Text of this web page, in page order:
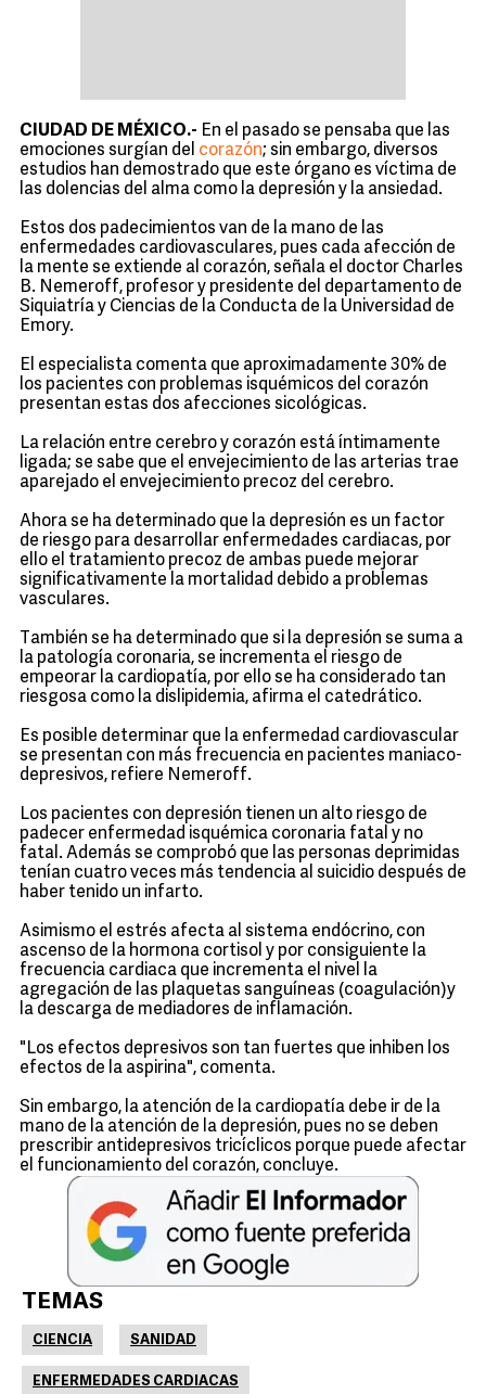
CIUDAD DE MÉXICO.- En el pasado se pensaba que las
emociones surgían del corazón; sin embargo, diversos
estudios han demostrado que este órgano es víctima de
las dolencias del alma como la depresión y la ansiedad.
Estos dos padecimientos van de la mano de las
enfermedades cardiovasculares, pues cada afección de
la mente se extiende al corazón, señala el doctor Charles
B. Nemeroff, profesor y presidente del departamento de
Siquiatría y Ciencias de la Conducta de la Universidad de
Emory.
El especialista comenta que aproximadamente 30% de
los pacientes con problemas isquémicos del corazón
presentan estas dos afecciones sicológicas.
La relación entre cerebro y corazón está íntimamente
ligada; se sabe que el envejecimiento de las arterias trae
aparejado el envejecimiento precoz del cerebro.
Ahora se ha determinado que la depresión es un factor
de riesgo para desarrollar enfermedades cardiacas, por
ello el tratamiento precoz de ambas puede mejorar
significativamente la mortalidad debido a problemas
vasculares.
También se ha determinado que si la depresión se suma a
la patología coronaria, se incrementa el riesgo de
empeorar la cardiopatía, por ello se ha considerado tan
riesgosa como la dislipidemia, afirma el catedrático.
Es posible determinar que la enfermedad cardiovascular
se presentan con más frecuencia en pacientes maniaco-
depresivos, refiere Nemeroff.
Los pacientes con depresión tienen un alto riesgo de
padecer enfermedad isquémica coronaria fatal y no
fatal. Además se comprobó que las personas deprimidas
tenían cuatro veces más tendencia al suicidio después de
haber tenido un infarto.
Asimismo el estrés afecta al sistema endócrino, con
ascenso de la hormona cortisol y por consiguiente la
frecuencia cardiaca que incrementa el nivel la
agregación de las plaquetas sanguíneas (coagulación)y
la descarga de mediadores de inflamación.
"Los efectos depresivos son tan fuertes que inhiben los
efectos de la aspirina", comenta.
Sin embargo, la atención de la cardiopatía debe ir de la
mano de la atención de la depresión, pues no se deben
prescribir antidepresivos tricíclicos porque puede afectar
el funcionamiento del corazón, concluye.
TEMAS
CIENCIA SANIDAD
ENFERMEDADES CARDIACAS